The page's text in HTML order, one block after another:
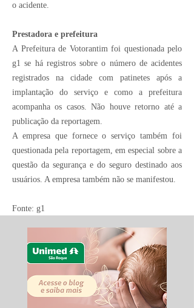
o acidente.
Prestadora e prefeitura
A Prefeitura de Votorantim foi questionada pelo
g1 se há registros sobre o número de acidentes
registrados na cidade com patinetes após a
implantação do serviço e como a prefeitura
acompanha os casos. Não houve retorno até a
publicação da reportagem.
A empresa que fornece o serviço também foi
questionada pela reportagem, em especial sobre a
questão da segurança e do seguro destinado aos
usuários. A empresa também não se manifestou.
Fonte: g1